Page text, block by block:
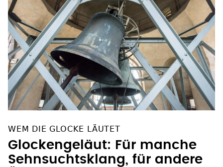
WEM DIE GLOCKE LÄUTET
Glockengeläut: Für manche
Sehnsuchtsklang, für andere